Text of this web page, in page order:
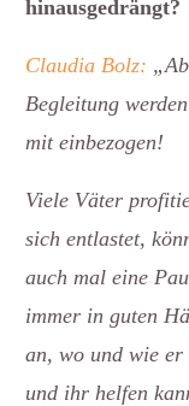
hinausgedrängt?
Claudia Bolz:
Begleitung
mit einbezogen!
Viele Väter
sich entlastet,
auch mal eine
immer in guten
an, wo und wie er
und ihr helfen